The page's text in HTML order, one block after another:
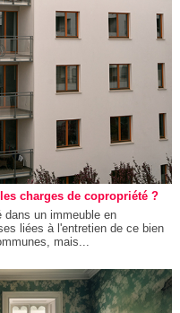
charges de copropriété ?
dans un immeuble en
liées à l'entretien de ce bien
mais...